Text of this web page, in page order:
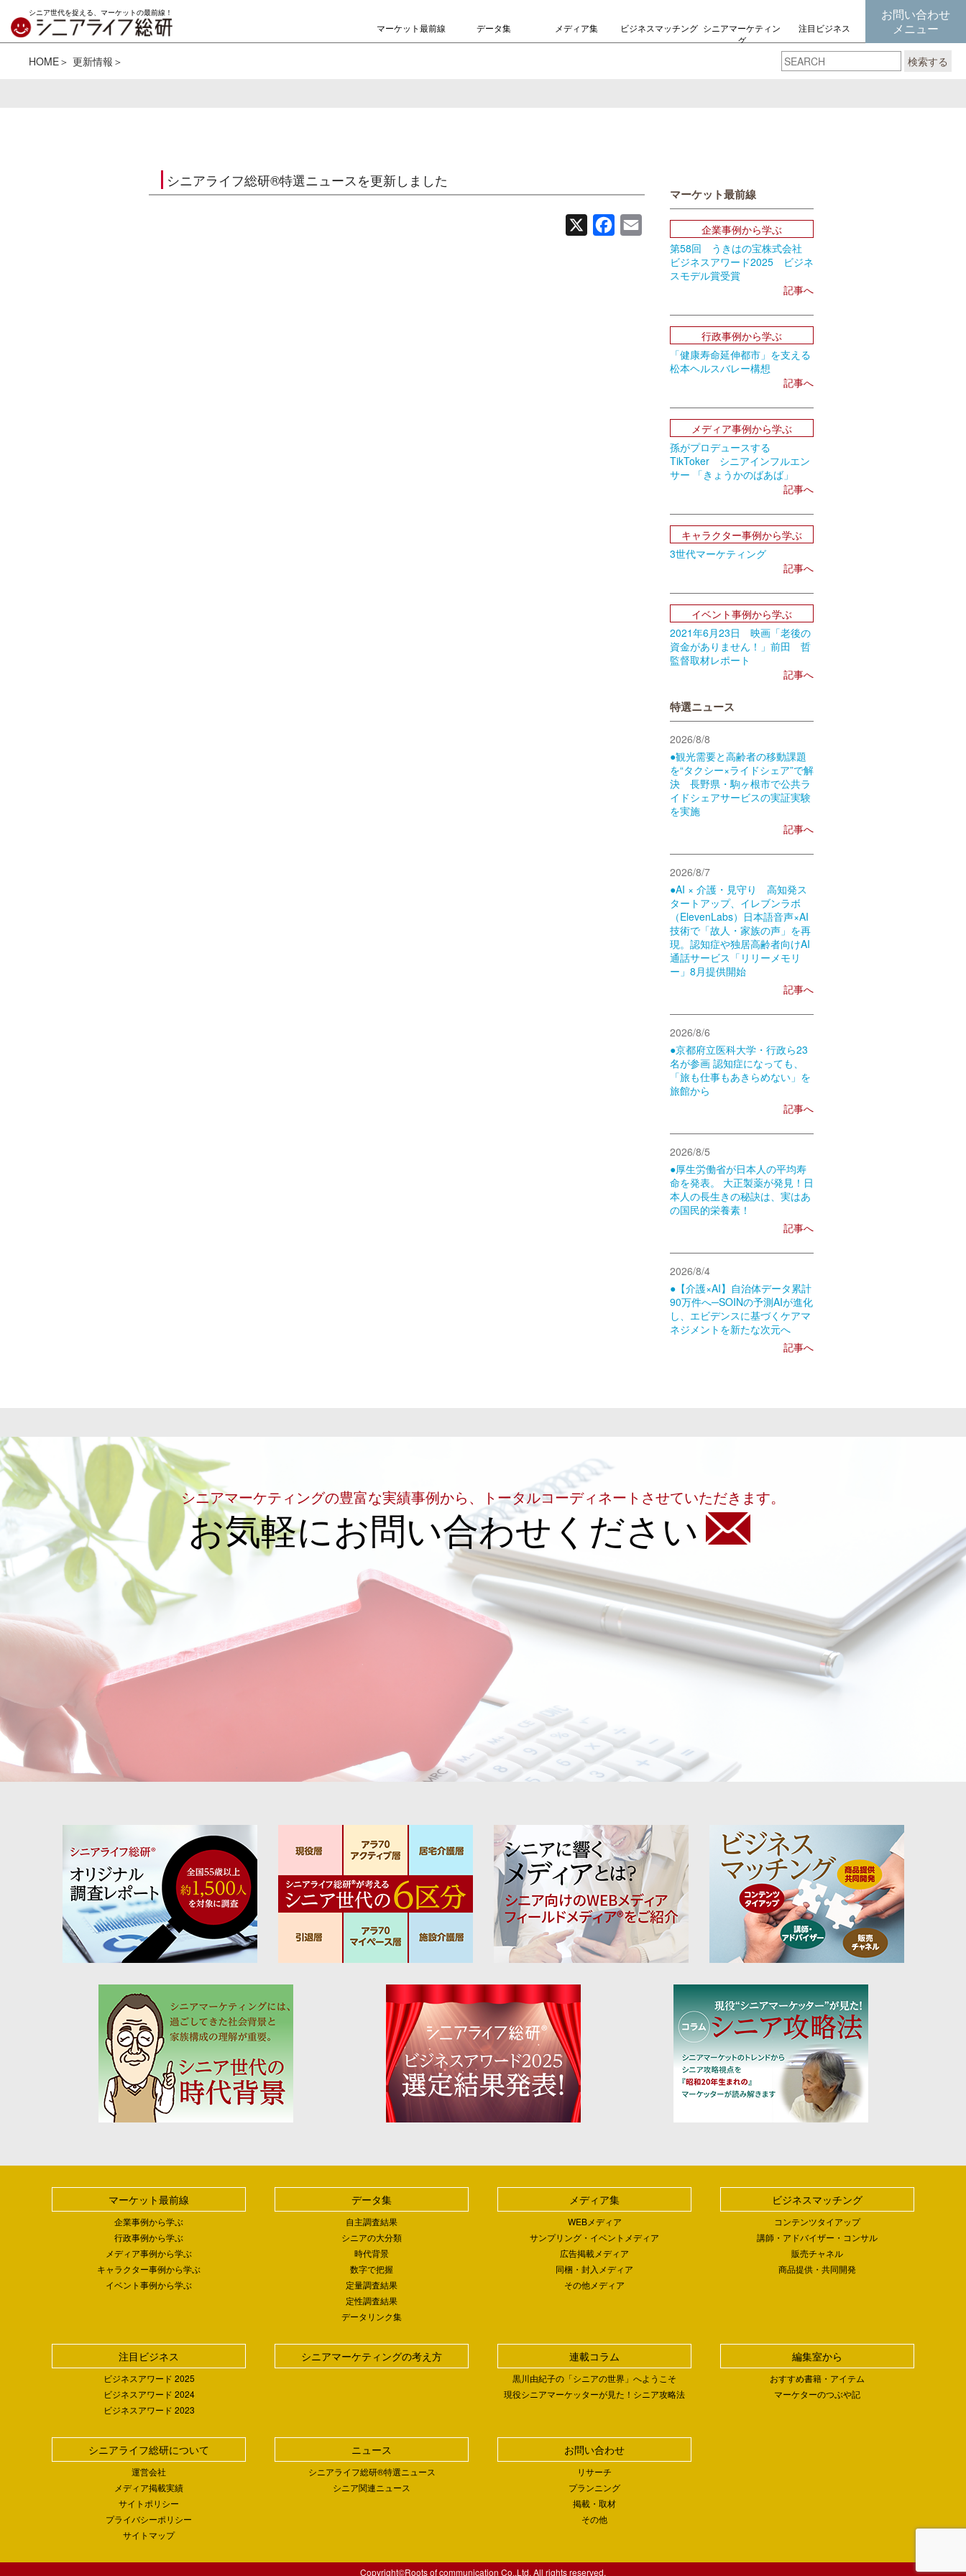
シニア世代を捉える、マーケットの最前線！
マーケット最前線 データ集 メディア集 ビジネスマッチング シニアマーケティン
グ
注目ビジネス
お問い合わせ
メニュー
HOME 更新情報 検索する
シニアライフ総研®特選ニュースを更新しました
FacebookEmail
マーケット最前線
企業事例から学ぶ
第58回 うきはの宝株式会社
ビジネスアワード2025 ビジネ
スモデル賞受賞
記事へ
行政事例から学ぶ
「健康寿命延伸都市」を支える
松本ヘルスバレー構想
記事へ
メディア事例から学ぶ
孫がプロデュースする
TikToker シニアインフルエン
サー 「きょうかのばあば」
記事へ
キャラクター事例から学ぶ
3世代マーケティング
記事へ
イベント事例から学ぶ
2021年6月23日 映画「老後の
資金がありません！」前田 哲
監督取材レポート
記事へ
特選ニュース
2026/8/8
●観光需要と高齢者の移動課題
を“タクシー×ライドシェア”で解
決 長野県・駒ヶ根市で公共ラ
イドシェアサービスの実証実験
を実施
記事へ
2026/8/7
●AI × 介護・見守り 高知発ス
タートアップ、イレブンラボ
（ElevenLabs）日本語音声×AI
技術で「故人・家族の声」を再
現。認知症や独居高齢者向けAI
通話サービス「リリーメモリ
ー」8月提供開始
記事へ
2026/8/6
●京都府立医科大学・行政ら23
名が参画 認知症になっても、
「旅も仕事もあきらめない」を
旅館から
記事へ
2026/8/5
●厚生労働省が日本人の平均寿
命を発表。 大正製薬が発見！日
本人の長生きの秘訣は、実はあ
の国民的栄養素！
記事へ
2026/8/4
●【介護×AI】自治体データ累計
90万件へ─SOINの予測AIが進化
し、エビデンスに基づくケアマ
ネジメントを新たな次元へ
記事へ
シニアマーケティングの豊富な実績事例から、トータルコーディネートさせていただきます。
お気軽にお問い合わせください
マーケット最前線
企業事例から学ぶ
行政事例から学ぶ
メディア事例から学ぶ
キャラクター事例から学ぶ
イベント事例から学ぶ
データ集
自主調査結果
シニアの大分類
時代背景
数字で把握
定量調査結果
定性調査結果
データリンク集
メディア集
WEBメディア
サンプリング・イベントメディア
広告掲載メディア
同梱・封入メディア
その他メディア
ビジネスマッチング
コンテンツタイアップ
講師・アドバイザー・コンサル
販売チャネル
商品提供・共同開発
注目ビジネス
ビジネスアワード 2025
ビジネスアワード 2024
ビジネスアワード 2023
シニアマーケティングの考え方 連載コラム
黒川由紀子の「シニアの世界」へようこそ
現役シニアマーケッターが見た！シニア攻略法
編集室から
おすすめ書籍・アイテム
マーケターのつぶや記
シニアライフ総研について
運営会社
メディア掲載実績
サイトポリシー
プライバシーポリシー
サイトマップ
ニュース
シニアライフ総研®特選ニュース
シニア関連ニュース
お問い合わせ
リサーチ
プランニング
掲載・取材
その他
Copyright©Roots of communication Co.,Ltd. All rights reserved.